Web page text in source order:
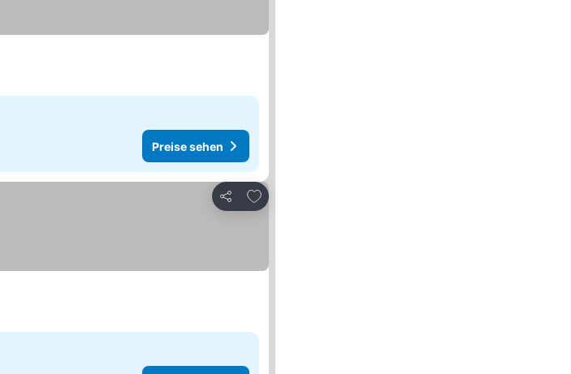
Preise sehen
Teilen
Zu Favoriten hinzufügen